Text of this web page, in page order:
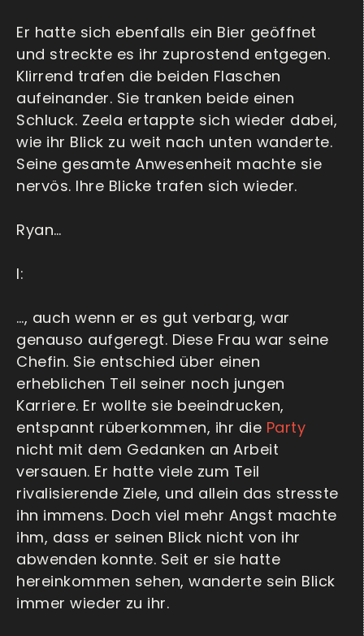
Er hatte sich ebenfalls ein Bier geöffnet
und streckte es ihr zuprostend entgegen.
Klirrend trafen die beiden Flaschen
aufeinander. Sie tranken beide einen
Schluck. Zeela ertappte sich wieder dabei,
wie ihr Blick zu weit nach unten wanderte.
Seine gesamte Anwesenheit machte sie
nervös. Ihre Blicke trafen sich wieder.
Ryan…
I:
…, auch wenn er es gut verbarg, war
genauso aufgeregt. Diese Frau war seine
Chefin. Sie entschied über einen
erheblichen Teil seiner noch jungen
Karriere. Er wollte sie beeindrucken,
entspannt rüberkommen, ihr die Party
nicht mit dem Gedanken an Arbeit
versauen. Er hatte viele zum Teil
rivalisierende Ziele, und allein das stresste
ihn immens. Doch viel mehr Angst machte
ihm, dass er seinen Blick nicht von ihr
abwenden konnte. Seit er sie hatte
hereinkommen sehen, wanderte sein Blick
immer wieder zu ihr.